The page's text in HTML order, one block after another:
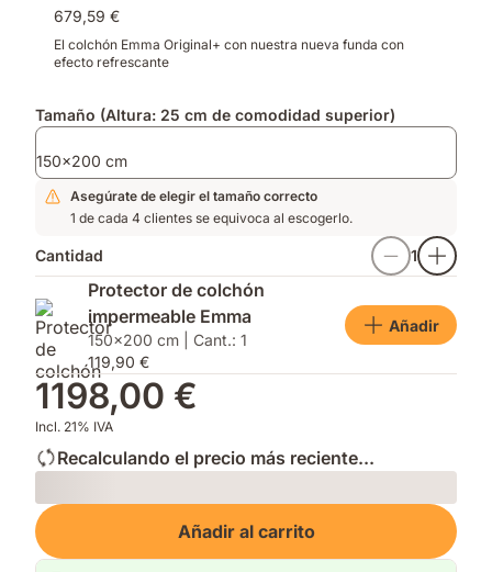
679,59 €
El colchón Emma Original+ con nuestra nueva funda con
efecto refrescante
Tamaño (Altura: 25 cm de comodidad superior)
150x200 cm
Asegúrate de elegir el tamaño correcto
1 de cada 4 clientes se equivoca al escogerlo.
Cantidad 1
Protector de colchón
impermeable Emma
150x200 cm | Cant.: 1
119,90 €
Añadir
1198,00 €
Incl. 21% IVA
Recalculando el precio más reciente...
Loading
Añadir al carrito